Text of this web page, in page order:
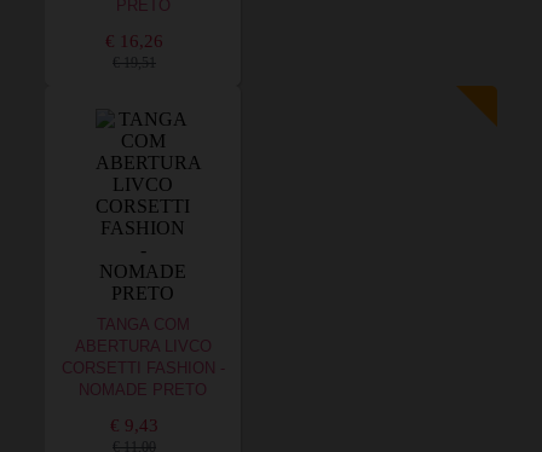
PRETO
€ 16,26
€ 19,51
TANGA COM
ABERTURA LIVCO
CORSETTI FASHION -
NOMADE PRETO
€ 9,43
€ 11,00